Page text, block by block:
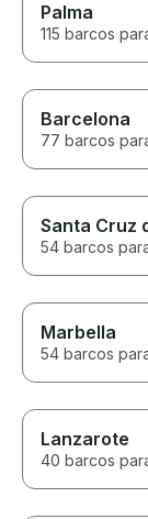
Palma
115 barcos
Barcelona
77 barcos
Santa Cruz
54 barcos
Marbella
54 barcos
Lanzarote
40 barcos